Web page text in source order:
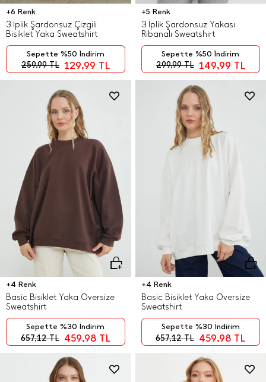
+6 Renk
3 İplik Şardonsuz Çizgili
Bisiklet Yaka Sweatshirt
259,99TL 129,99 TL
Sepette %50 İndirim
+5 Renk
3 İplik Şardonsuz Yakası
Ribanalı Sweatshirt
299,99TL 149,99 TL
Sepette %50 İndirim
+4 Renk
Basic Bisiklet Yaka Oversize
Sweatshirt
657,12TL 459,98 TL
Sepette %30 İndirim
+4 Renk
Basic Bisiklet Yaka Oversize
Sweatshirt
657,12TL 459,98 TL
Sepette %30 İndirim